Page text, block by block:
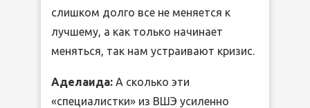
слишком долго все не меняется к
лучшему, а как только начинает
меняться, так нам устраивают кризис.
Аделаида: А сколько эти
«специалистки» из ВШЭ усиленно